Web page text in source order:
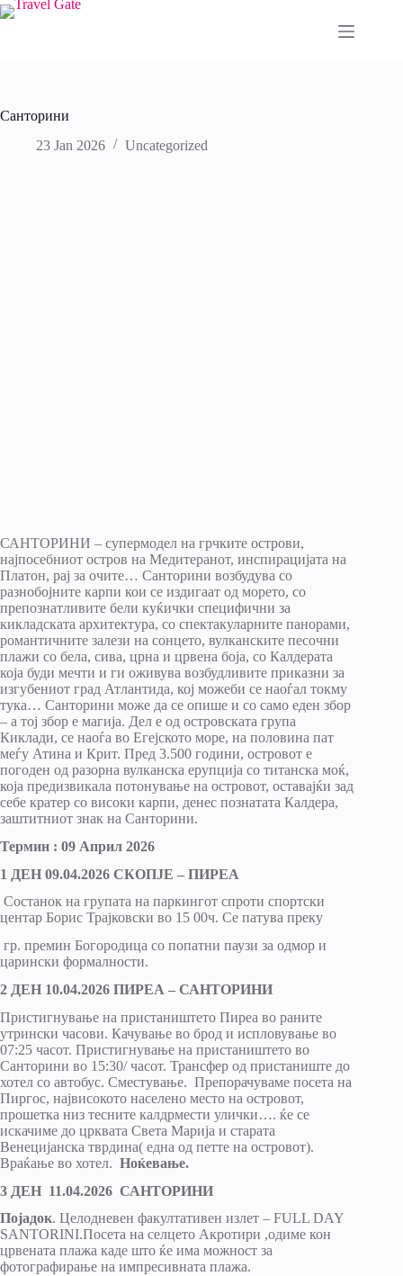
Skip
to
Санторини
23 Jan 2026
Uncategorized
САНТОРИНИ – супермодел на грчките острови,
најпосебниот остров на Медитеранот, инспирацијата на
Платон, рај за очите… Санторини возбудува со
разнобојните карпи кои се издигаат од морето, со
препознатливите бели куќички специфични за
кикладската архитектура, со спектакуларните панорами,
романтичните залези на сонцето, вулканските песочни
плажи со бела, сива, црна и црвена боја, со Калдерата
која буди мечти и ги оживува возбудливите приказни за
изгубениот град Атлантида, кој можеби се наоѓал токму
тука… Санторини може да се опише и со само еден збор
– а тој збор е магија. Дел е од островската група
Киклади, се наоѓа во Егејското море, на половина пат
меѓу Атина и Крит. Пред 3.500 години, островот е
погоден од разорна вулканска ерупција со титанска моќ,
која предизвикала потонување на островот, оставајќи зад
себе кратер со високи карпи, денес познатата Калдера,
заштитниот знак на Санторини.
Термин : 09 Април 2026
1 ДЕН 09.04.2026 СКОПЈЕ – ПИРЕА
Состанок на групата на паркингот спроти спортски
центар Борис Трајковски во 15 00ч. Се патува преку
гр. премин Богородица со попатни паузи за одмор и
царински формалности.
2 ДЕН 10.04.2026 ПИРЕА – САНТОРИНИ
Пристигнување на пристаништето Пиреа во раните
утрински часови. Качување во брод и испловување во
07:25 часот. Пристигнување на пристаништето во
Санторини во 15:30/ часот. Трансфер од пристаниште до
хотел со автобус. Сместување. Препорачуваме посета на
Пиргос, највисокото населено место на островот,
прошетка низ тесните калдрмести улички…. ќе се
искачиме до црквата Света Марија и старата
Венецијанска тврдина( една од петте на островот).
Враќање во хотел. Ноќевање.
3 ДЕН 11.04.2026 САНТОРИНИ
Појадок. Целодневен факултативен излет – FULL DAY
SANTORINI.Посета на селцето Акротири ,одиме кон
црвената плажа каде што ќе има можност за
фотографирање на импресивната плажа.